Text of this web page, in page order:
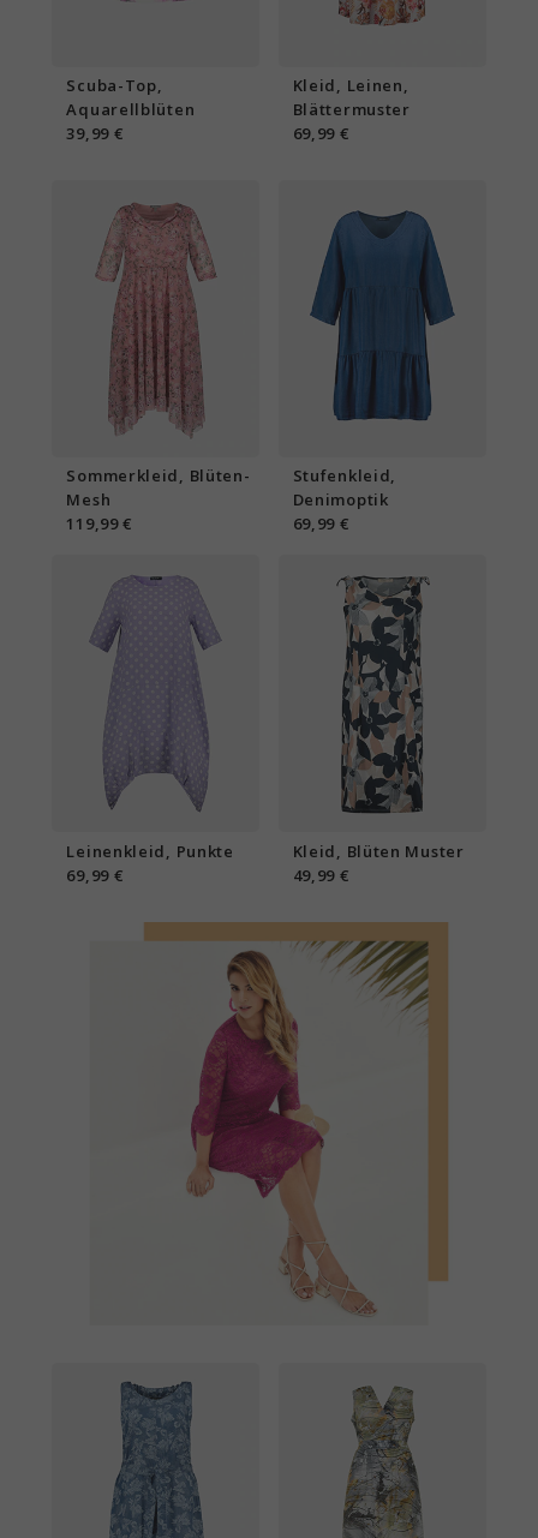
Scuba-Top,
Aquarellblüten
39,99 €
Kleid, Leinen,
Blättermuster
69,99 €
Sommerkleid, Blüten-
Mesh
119,99 €
Stufenkleid,
Denimoptik
69,99 €
Leinenkleid, Punkte
69,99 €
Kleid, Blüten Muster
49,99 €